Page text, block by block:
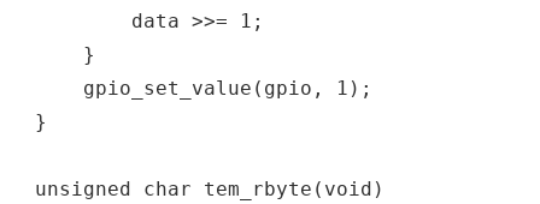
data >>= 1;
}
gpio_set_value(gpio, 1);
}
unsigned char tem_rbyte(void)